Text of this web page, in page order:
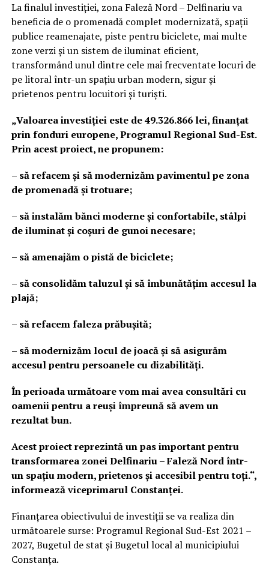
La finalul investiției, zona Faleză Nord – Delfinariu va
beneficia de o promenadă complet modernizată, spații
publice reamenajate, piste pentru biciclete, mai multe
zone verzi și un sistem de iluminat eficient,
transformând unul dintre cele mai frecventate locuri de
pe litoral într-un spațiu urban modern, sigur și
prietenos pentru locuitori și turiști.
„Valoarea investiției este de 49.326.866 lei, finanțat
prin fonduri europene, Programul Regional Sud-Est.
Prin acest proiect, ne propunem:
– să refacem și să modernizăm pavimentul pe zona
de promenadă și trotuare;
– să instalăm bănci moderne și confortabile, stâlpi
de iluminat și coșuri de gunoi necesare;
– să amenajăm o pistă de biciclete;
– să consolidăm taluzul și să îmbunătățim accesul la
plajă;
– să refacem faleza prăbușită;
– să modernizăm locul de joacă și să asigurăm
accesul pentru persoanele cu dizabilități.
În perioada următoare vom mai avea consultări cu
oamenii pentru a reuși împreună să avem un
rezultat bun.
Acest proiect reprezintă un pas important pentru
transformarea zonei Delfinariu – Faleză Nord într-
un spațiu modern, prietenos și accesibil pentru toți.“,
informează viceprimarul Constanței.
Finanțarea obiectivului de investiții se va realiza din
următoarele surse: Programul Regional Sud-Est 2021 –
2027, Bugetul de stat şi Bugetul local al municipiului
Constanța.